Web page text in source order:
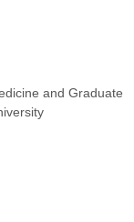
and Graduate